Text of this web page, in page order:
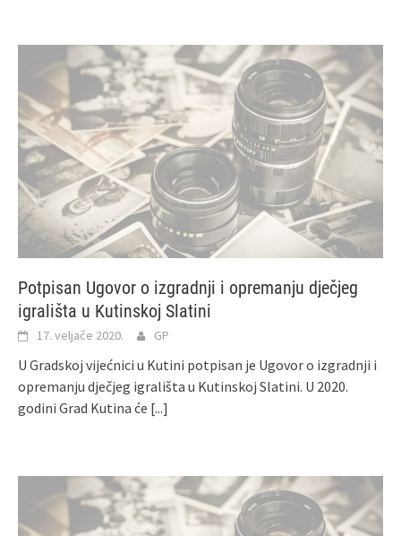
Potpisan Ugovor o izgradnji i opremanju dječjeg
igrališta u Kutinskoj Slatini
17. veljače 2020. GP
U Gradskoj vijećnici u Kutini potpisan je Ugovor o izgradnji i
opremanju dječjeg igrališta u Kutinskoj Slatini. U 2020.
godini Grad Kutina će [...]